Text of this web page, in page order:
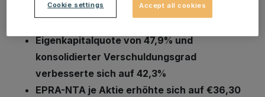
Mieterlöse lagen bei €145,2 Millionen
Eigenkapitalquote von 47,9% und
konsolidierter Verschuldungsgrad
verbesserte sich auf 42,3%
EPRA-NTA je Aktie erhöhte sich auf €36,30
Cookie settings Accept all cookies